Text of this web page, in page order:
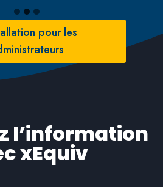
pour les
l’information
xEquiv